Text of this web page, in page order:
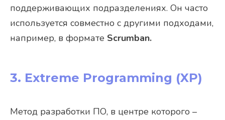
поддерживающих подразделениях. Он часто
используется совместно с другими подходами,
например, в формате Scrumban.
3. Extreme Programming (XP)
Метод разработки ПО, в центре которого –